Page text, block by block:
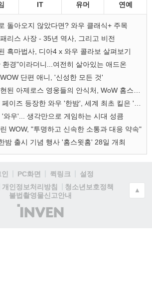
IT 유머 연예
돌아오지 않았다면? 와우 클래식+ 주목
리스 사장 - 35년 역사, 그리고 비전
흑마법사, 디아4 x 와우 콜라보 살펴보기
경"이라더니...여전히 살아있는 애드온
단편 애니, '신성한 모든 것'
와우'... 생각만으로 게임하는 시대 성큼
WOW, "투명하고 신속한 소통과 대응 약속"
밤 출시 기념 행사 '홈스윗홈' 28일 개최
PC화면 퀵링크
설정
개인정보처리방침
청소년보호정책
불법촬영물신고안내
(주)
인
▲